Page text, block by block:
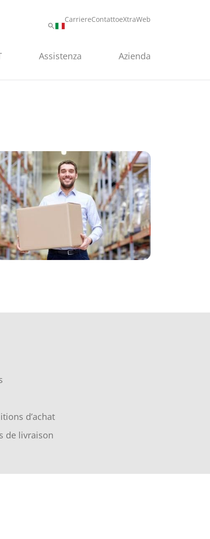
CarriereContattoeXtraWeb
Assistenza Azienda
d’achat
de livraison